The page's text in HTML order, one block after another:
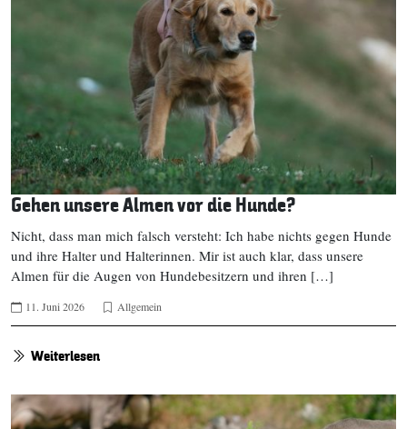
Gehen unsere Almen vor die Hunde?
Nicht, dass man mich falsch versteht: Ich habe nichts gegen Hunde
und ihre Halter und Halterinnen. Mir ist auch klar, dass unsere
Almen für die Augen von Hundebesitzern und ihren […]
11. Juni 2026 Allgemein
Weiterlesen